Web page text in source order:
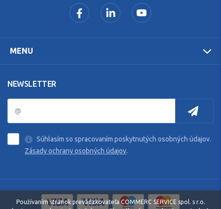
MENU
NEWSLETTER
Súhlasím so spracovaním poskytnutých osobných údajov.
Zásady ochrany osobných údajov.
Používaním stránok prevádzkovateľa COMMERC SERVICE spol. s r.o.